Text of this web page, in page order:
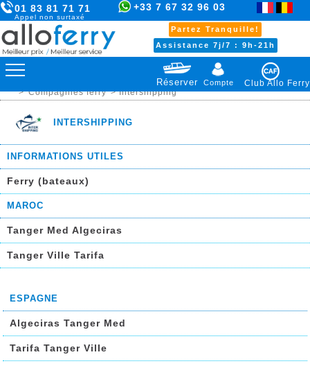
01 83 81 71 71
Appel non surtaxé
+33 7 67 32 96 03
Partez Tranquille!
Assistance 7j/7 : 9h-21h
Réserver Compte
Club Allo Ferry
>Compagnies ferry> Intershipping
INTERSHIPPING
INFORMATIONS UTILES
Ferry (bateaux)
MAROC
Tanger Med Algeciras
Tanger Ville Tarifa
ESPAGNE
Algeciras Tanger Med
Tarifa Tanger Ville